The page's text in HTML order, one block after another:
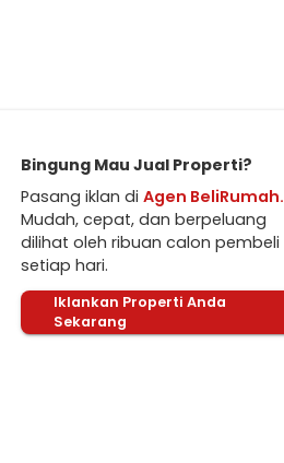
Bingung Mau Jual Properti?
Pasang iklan di Agen BeliRumah.
Mudah, cepat, dan berpeluang
dilihat oleh ribuan calon pembeli
setiap hari.
Iklankan Properti Anda
Sekarang